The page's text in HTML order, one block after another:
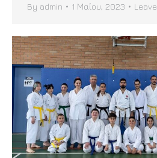
By admin 1 Μαΐου, 2023